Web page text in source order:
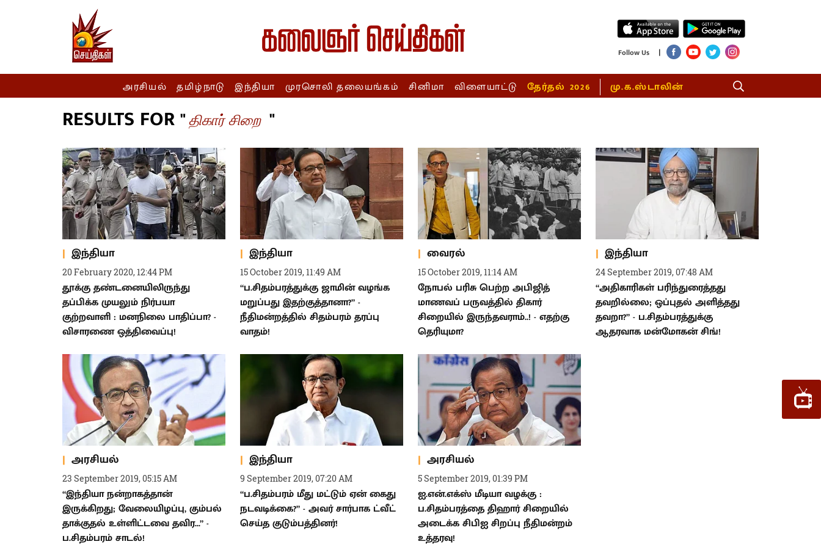
Follow Us |
அரசியல் தமிழ்நாடு இந்தியா முரசொலி தலையங்கம் சினிமா விளையாட்டு தேர்தல் 2026 மு.க.ஸ்டாலின்
RESULTS FOR "திகார் சிறை "
இந்தியா
20 February 2020, 12:44 PM
தூக்கு தண்டனையிலிருந்து
தப்பிக்க முயலும் நிர்பயா
குற்றவாளி : மனநிலை பாதிப்பா? -
விசாரணை ஒத்திவைப்பு!
இந்தியா
15 October 2019, 11:49 AM
“ப.சிதம்பரத்துக்கு ஜாமின் வழங்க
மறுப்பது இதற்குத்தானா?” -
நீதிமன்றத்தில் சிதம்பரம் தரப்பு
வாதம்!
வைரல்
15 October 2019, 11:14 AM
நோபல் பரிசு பெற்ற அபிஜித்
மாணவப் பருவத்தில் திகார்
சிறையில் இருந்தவராம்..! - எதற்கு
தெரியுமா?
இந்தியா
24 September 2019, 07:48 AM
“அதிகாரிகள் பரிந்துரைத்தது
தவறில்லை; ஒப்புதல் அளித்தது
தவறா?” - ப.சிதம்பரத்துக்கு
ஆதரவாக மன்மோகன் சிங்!
அரசியல்
23 September 2019, 05:15 AM
“இந்தியா நன்றாகத்தான்
இருக்கிறது; வேலையிழப்பு, கும்பல்
தாக்குதல் உள்ளிட்டவை தவிர...” -
ப.சிதம்பரம் சாடல்!
இந்தியா
9 September 2019, 07:20 AM
“ப.சிதம்பரம் மீது மட்டும் ஏன் கைது
நடவடிக்கை?” - அவர் சார்பாக ட்வீட்
செய்த குடும்பத்தினர்!
அரசியல்
5 September 2019, 01:39 PM
ஐ.என்.எக்ஸ் மீடியா வழக்கு :
ப.சிதம்பரத்தை திஹார் சிறையில்
அடைக்க சிபிஐ சிறப்பு நீதிமன்றம்
உத்தரவு!